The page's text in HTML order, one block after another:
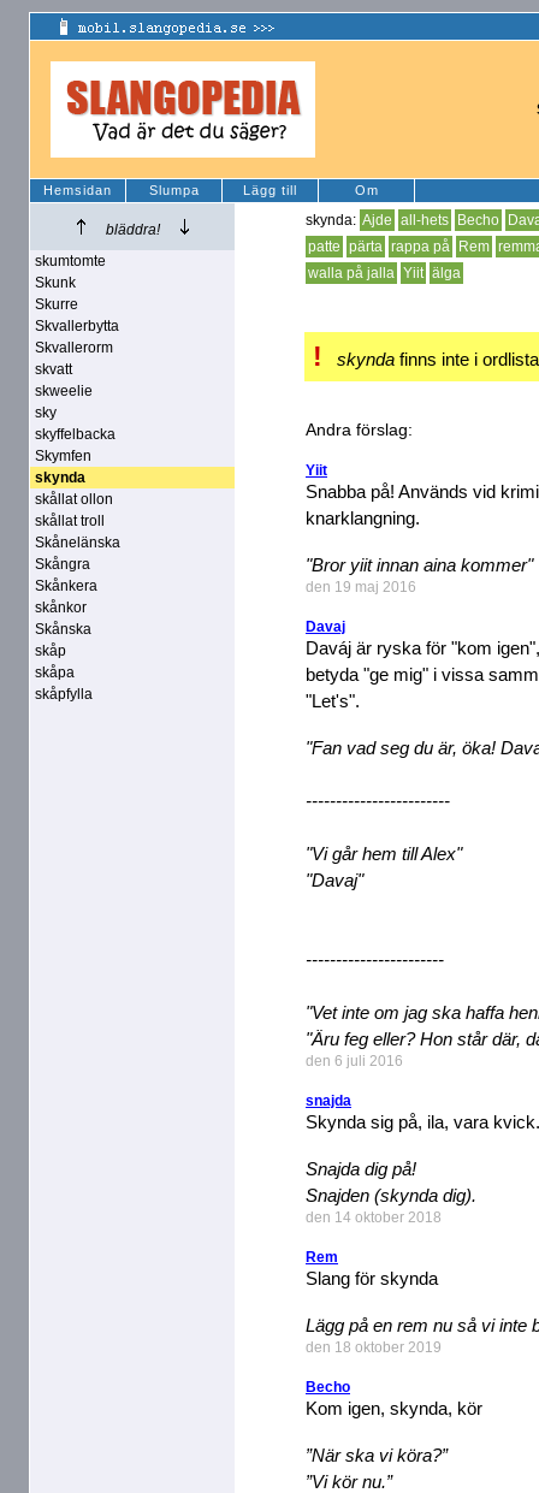
Hemsidan Slumpa Lägg till Om
bläddra!
skumtomte
Skunk
Skurre
Skvallerbytta
Skvallerorm
skvatt
skweelie
sky
skyffelbacka
Skymfen
skynda
skållat ollon
skållat troll
Skånelänska
Skångra
Skånkera
skånkor
Skånska
skåp
skåpa
skåpfylla
skynda: Ajde all-hets Becho
patte pärta rappa på Rem
walla på jalla Yiit älga
! skynda finns inte i
Andra förslag:
Yiit
Snabba på! Används vid
knarklangning.
"Bror yiit innan aina kommer"
den 19 maj 2016
Davaj
Daváj är ryska för "kom
betyda "ge mig" i vissa
"Let's".
"Fan vad seg du är, öka!
------------------------
"Vi går hem till Alex"
"Davaj"
-----------------------
"Vet inte om jag ska haffa
"Äru feg eller? Hon står där,
den 6 juli 2016
snajda
Skynda sig på, ila, vara kvick.
Snajda dig på!
Snajden (skynda dig).
den 14 oktober 2018
Rem
Slang för skynda
Lägg på en rem nu så vi inte
den 18 oktober 2019
Becho
Kom igen, skynda, kör
”När ska vi köra?”
”Vi kör nu.”